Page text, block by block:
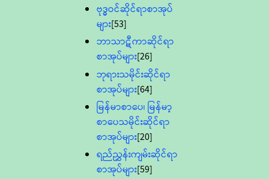
ဗုဒ္ဓဝင်ဆိုင်ရာစာအုပ်
များ[53]
ဘာသာဋီကာဆိုင်ရာ
စာအုပ်များ[26]
ဘုရားသမိုင်းဆိုင်ရာ
စာအုပ်များ[64]
မြန်မာစာပေ၊ မြန်မာ့
စာပေသမိုင်းဆိုင်ရာ
စာအုပ်များ[20]
ရည်ညွှန်းကျမ်းဆိုင်ရာ
စာအုပ်များ[59]